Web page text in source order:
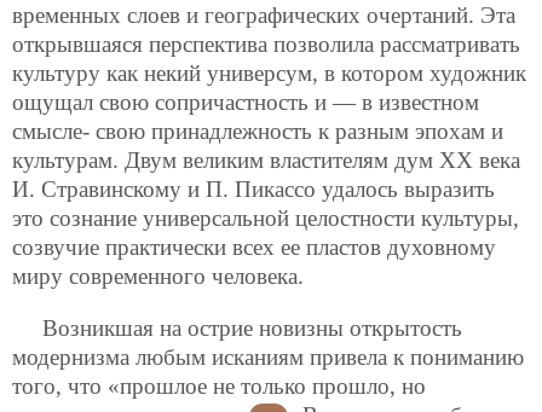
временных слоев и географических очертаний. Эта
открывшаяся перспектива позволила рассматривать
культуру как некий универсум, в котором художник
ощущал свою сопричастность и — в известном
смысле- свою принадлежность к разным эпохам и
культурам. Двум великим властителям дум ХХ века
И. Стравинскому и П. Пикассо удалось выразить
это сознание универсальной целостности культуры,
созвучие практически всех ее пластов духовному
миру современного человека.
Возникшая на острие новизны открытость
модернизма любым исканиям привела к пониманию
того, что «прошлое не только прошло, но